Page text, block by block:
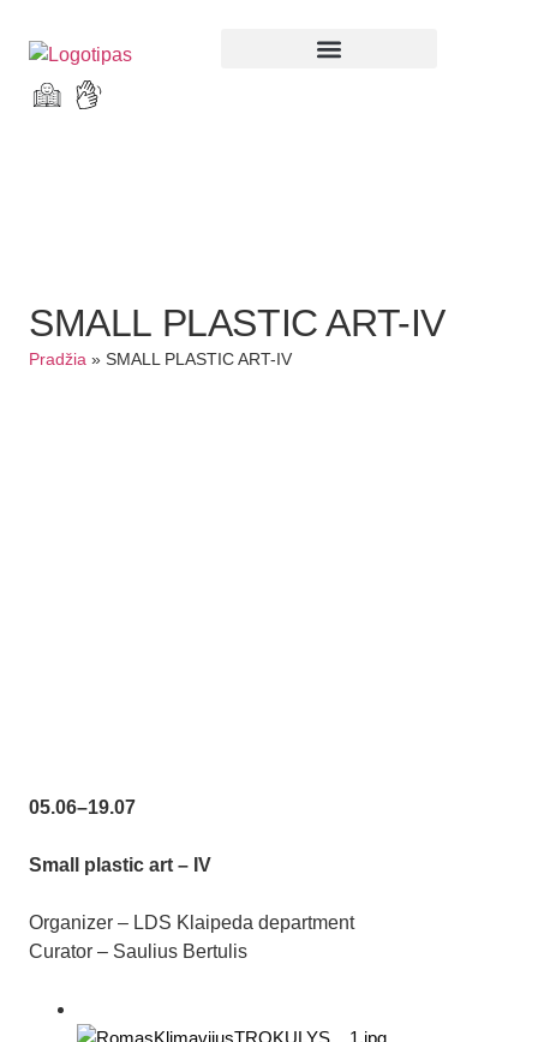
SMALL PLASTIC ART-IV
Pradžia » SMALL PLASTIC ART-IV
05.06–19.07
Small plastic art – IV
Organizer – LDS Klaipeda department
Curator – Saulius Bertulis